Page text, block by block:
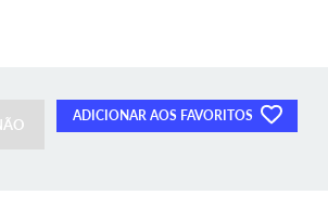
ADICIONAR AOS FAVORITOS